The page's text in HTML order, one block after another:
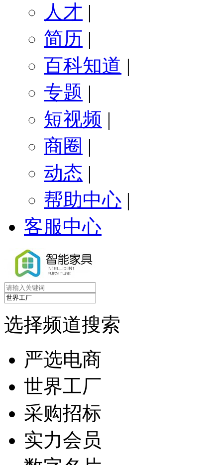
人才 |
简历 |
百科知道 |
专题 |
短视频 |
商圈 |
动态 |
帮助中心 |
客服中心
选择频道搜索
严选电商
世界工厂
采购招标
实力会员